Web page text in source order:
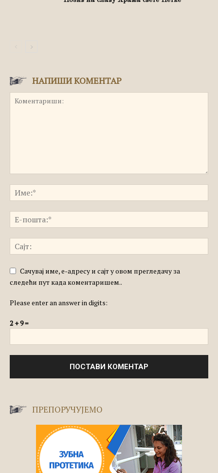
НАПИШИ КОМЕНТАР
Сачувај име, е-адресу и сајт у овом прегледачу за
следећи пут када коментаришем..
Please enter an answer in digits:
2 + 9 =
ПРЕПОРУЧУЈЕМО